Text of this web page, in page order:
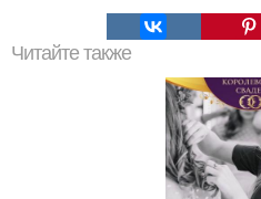
Читайте также